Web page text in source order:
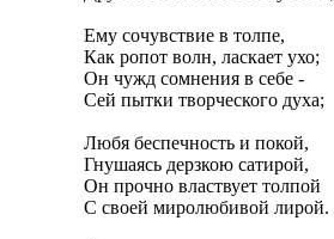
Ему сочувствие в толпе,
Как ропот волн, ласкает ухо;
Он чужд сомнения в себе -
Сей пытки творческого духа;
Любя беспечность и покой,
Гнушаясь дерзкою сатирой,
Он прочно властвует толпой
С своей миролюбивой лирой.